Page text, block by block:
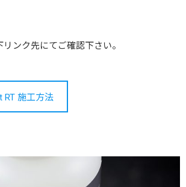
ンク先にてご確認下さい。
RT 施工方法